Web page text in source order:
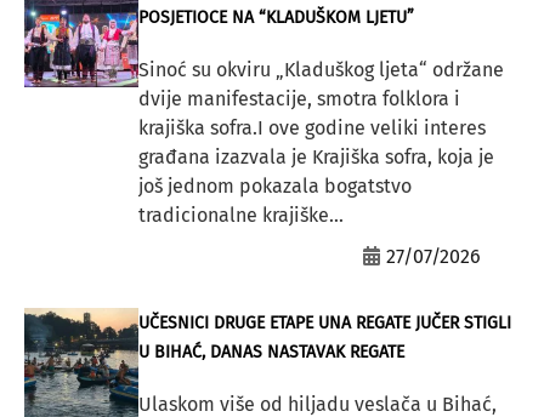
POSJETIOCE NA “KLADUŠKOM LJETU”
Sinoć su okviru „Kladuškog ljeta“ održane
dvije manifestacije, smotra folklora i
krajiška sofra.I ove godine veliki interes
građana izazvala je Krajiška sofra, koja je
još jednom pokazala bogatstvo
tradicionalne krajiške...
27/07/2026
UČESNICI DRUGE ETAPE UNA REGATE JUČER STIGLI
U BIHAĆ, DANAS NASTAVAK REGATE
Ulaskom više od hiljadu veslača u Bihać,